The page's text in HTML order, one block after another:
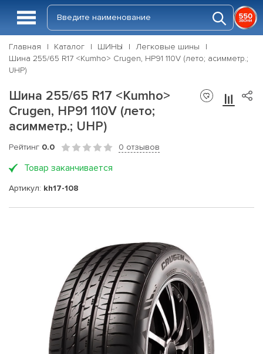
Главная Каталог ШИНЫ
Легковые шины
Шина 255/65 R17 <Kumho> Crugen, HP91 110V (лето; асимметр.;
UHP)
Шина 255/65 R17 <Kumho>
Crugen, HP91 110V (лето;
асимметр.; UHP)
Рейтинг 0.0 0 отзывов
Товар заканчивается
Артикул: kh17-108